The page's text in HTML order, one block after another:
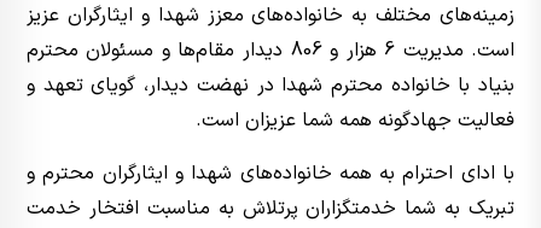
زمینه‌های مختلف به خانواده‌های معزز شهدا و ایثارگران عزیز
است. مدیریت 6 هزار و 806 دیدار مقام‌ها و مسئولان محترم
بنیاد با خانواده محترم شهدا در نهضت دیدار، گویای تعهد و
فعالیت جهادگونه همه شما عزیزان است.
با ادای احترام به همه خانواده‌های شهدا و ایثارگران محترم و
تبریک به شما خدمتگزاران پرتلاش به مناسبت افتخار خدمت